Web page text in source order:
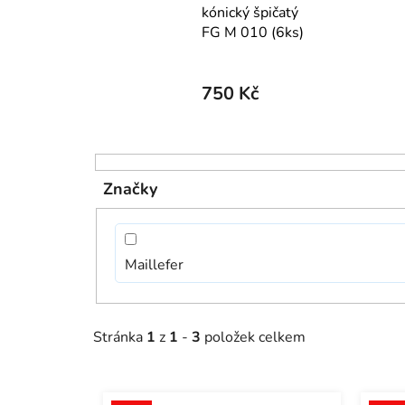
kónický špičatý
FG M 010 (6ks)
750 Kč
Stránka 1 z 1 - 3 položek celkem
Značky
Maillefer
V
ý
p
r
o